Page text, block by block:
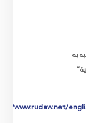
به
www.rudaw.net/